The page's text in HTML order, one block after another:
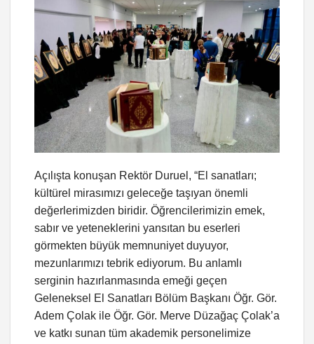
Açılışta konuşan Rektör Duruel, “El sanatları;
kültürel mirasımızı geleceğe taşıyan önemli
değerlerimizden biridir. Öğrencilerimizin emek,
sabır ve yeteneklerini yansıtan bu eserleri
görmekten büyük memnuniyet duyuyor,
mezunlarımızı tebrik ediyorum. Bu anlamlı
serginin hazırlanmasında emeği geçen
Geleneksel El Sanatları Bölüm Başkanı Öğr. Gör.
Adem Çolak ile Öğr. Gör. Merve Düzağaç Çolak’a
ve katkı sunan tüm akademik personelimize